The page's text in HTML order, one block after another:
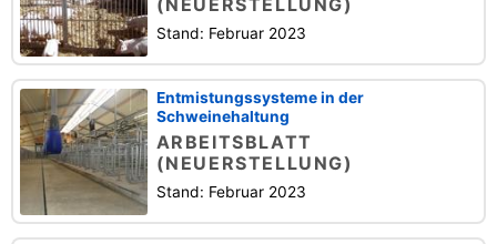
Stand: Februar 2023
Entmistungssysteme in der
Schweinehaltung
ARBEITSBLATT
(NEUERSTELLUNG)
Stand: Februar 2023